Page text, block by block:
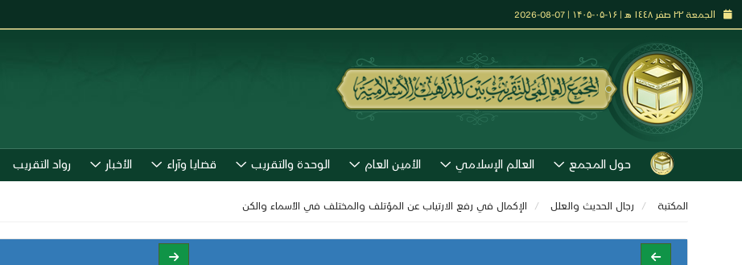
الجمعة ٢٢ صفر ١٤٤٨ هـ | ۱۶-۰۵-۱۴۰۵ | 07-08-2026
حول المجمع العالم الإسلامي الأمين العام الوحدة والتقريب قضايا وآراء الأخبار رواد التقريب
المكتبة رجال الحديث والعلل الإكمال في رفع الارتياب عن المؤتلف والمختلف في الأسماء والكن